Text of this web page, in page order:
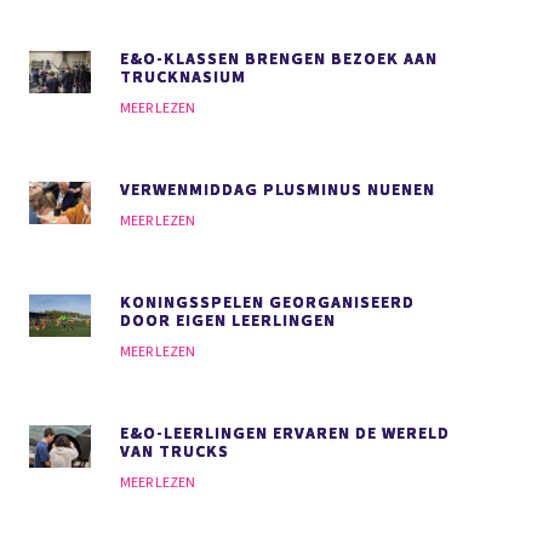
E&O-KLASSEN BRENGEN BEZOEK AAN
TRUCKNASIUM
MEER LEZEN
VERWENMIDDAG PLUSMINUS NUENEN
MEER LEZEN
KONINGSSPELEN GEORGANISEERD
DOOR EIGEN LEERLINGEN
MEER LEZEN
E&O-LEERLINGEN ERVAREN DE WERELD
VAN TRUCKS
MEER LEZEN